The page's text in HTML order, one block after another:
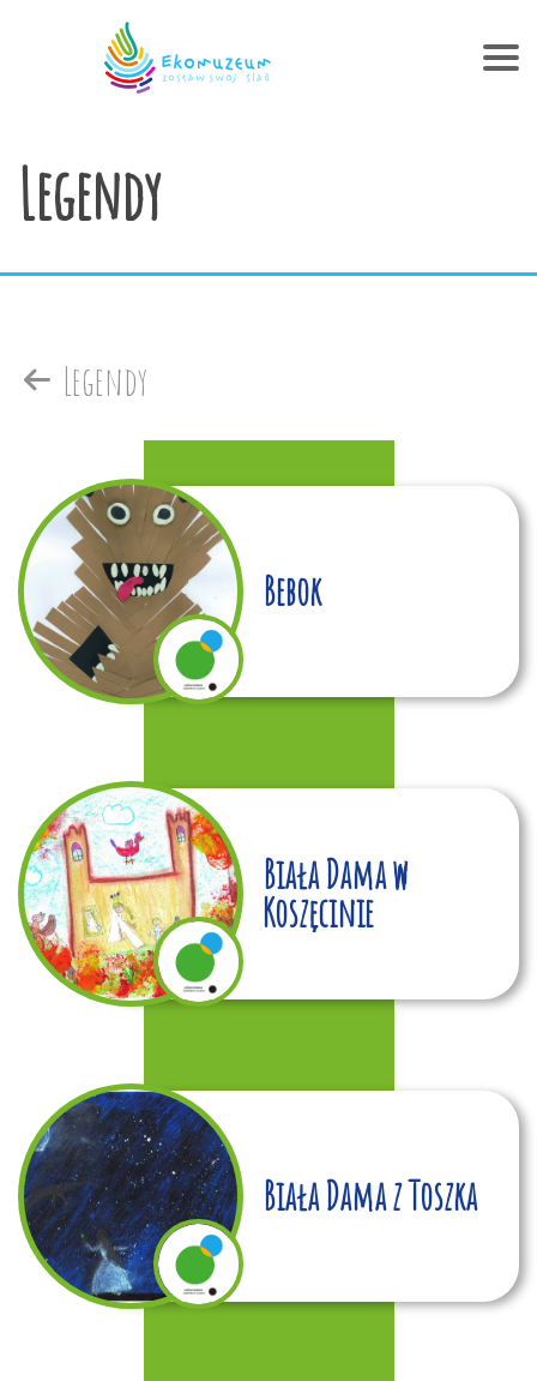
Legendy
Legendy
Bebok
Biała Dama w
Koszęcinie
Biała Dama z Toszka